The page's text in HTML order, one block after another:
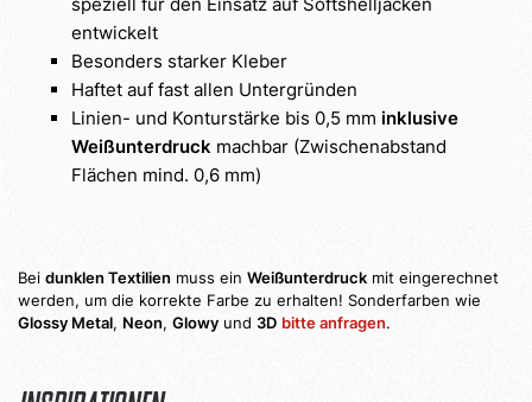
entwickelt
Besonders starker Kleber
Haftet auf fast allen Untergründen
Linien- und Konturstärke bis 0,5 mm inklusive
Weißunterdruck machbar (Zwischenabstand
Flächen mind. 0,6 mm)
Bei dunklen Textilien muss ein Weißunterdruck mit eingerechnet
werden, um die korrekte Farbe zu erhalten! Sonderfarben wie
Glossy Metal, Neon, Glowy und 3D bitte anfragen.